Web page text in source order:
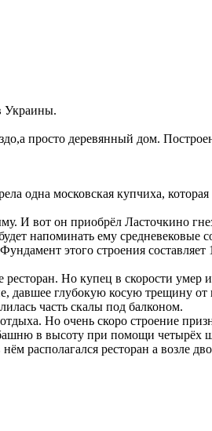
Украины.
просто деревянный дом.
одна московская купчиха,
вот он приобрёл Ласточкино
напоминать ему средневековые
этого строения
Но купец в скорости умер и
давшее глубокую косую трещину
часть скалы под балконом.
Но очень скоро строение
в высоту при помощи четырёх
располагался ресторан а возле